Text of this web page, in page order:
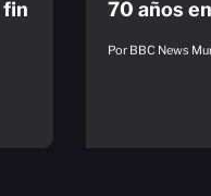
fin
70 años
Por BBC News